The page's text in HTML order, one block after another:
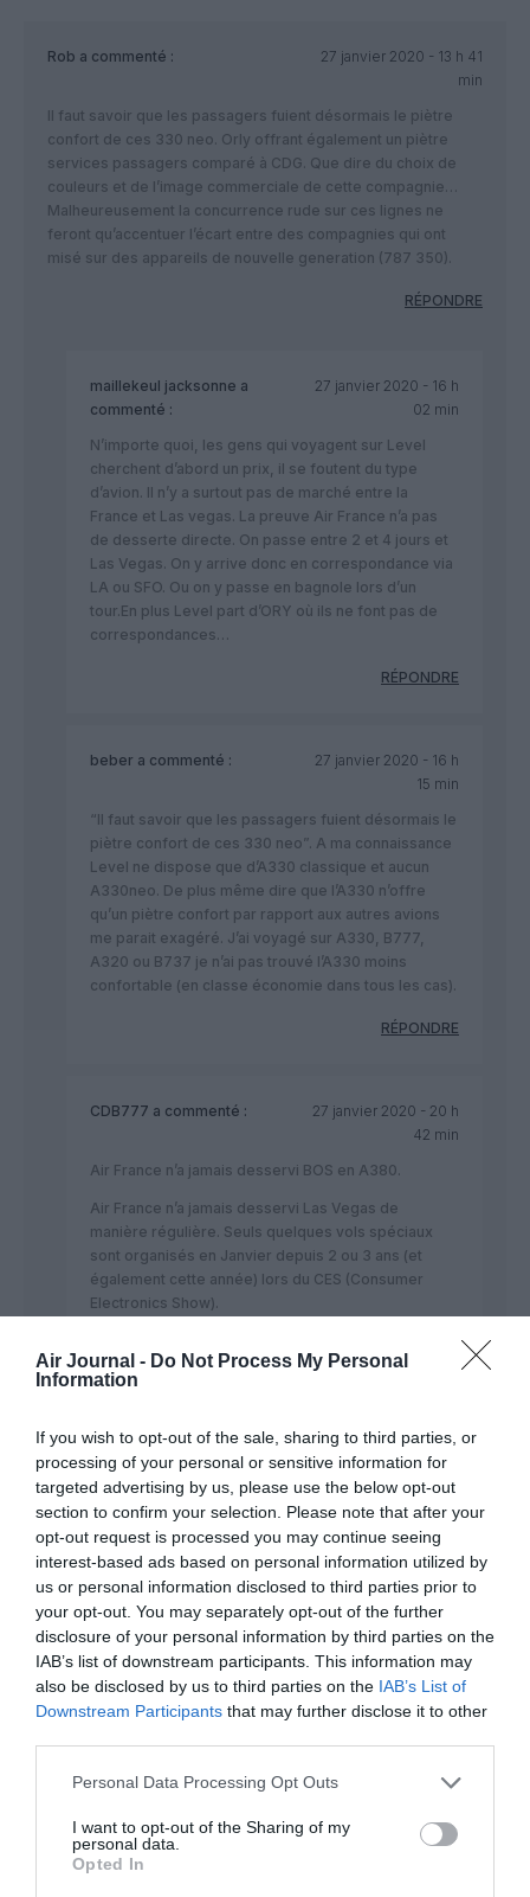
Air Journal - Do Not Process My Personal
Information
If you wish to opt-out of the sale, sharing to third parties, or
processing of your personal or sensitive information for
targeted advertising by us, please use the below opt-out
section to confirm your selection. Please note that after your
opt-out request is processed you may continue seeing
interest-based ads based on personal information utilized by
us or personal information disclosed to third parties prior to
your opt-out. You may separately opt-out of the further
disclosure of your personal information by third parties on the
IAB’s list of downstream participants. This information may
also be disclosed by us to third parties on the IAB’s List of
Downstream Participants that may further disclose it to other
Personal Data Processing Opt Outs
I want to opt-out of the Sharing of my
personal data.
Opted In
Rob a commenté :
27 janvier 2020 - 13 h 41
min
Il faut savoir que les passagers fuient désormais le piètre
confort de ces 330 neo. Orly offrant également un piètre
services passagers comparé à CDG. Que dire du choix de
couleurs et de l’image commerciale de cette compagnie…
Malheureusement la concurrence rude sur ces lignes ne
feront qu’accentuer l’écart entre des compagnies qui ont
misé sur des appareils de nouvelle generation (787 350).
RÉPONDRE
maillekeul jacksonne a
commenté :
27 janvier 2020 - 16 h
02 min
N’importe quoi, les gens qui voyagent sur Level
cherchent d’abord un prix, il se foutent du type
d’avion. Il n’y a surtout pas de marché entre la
France et Las vegas. La preuve Air France n’a pas
de desserte directe. On passe entre 2 et 4 jours et
Las Vegas. On y arrive donc en correspondance via
LA ou SFO. Ou on y passe en bagnole lors d’un
tour.En plus Level part d’ORY où ils ne font pas de
correspondances…
RÉPONDRE
beber a commenté :
27 janvier 2020 - 16 h
15 min
“Il faut savoir que les passagers fuient désormais le
piètre confort de ces 330 neo”. A ma connaissance
Level ne dispose que d’A330 classique et aucun
A330neo. De plus même dire que l’A330 n’offre
qu’un piètre confort par rapport aux autres avions
me parait exagéré. J’ai voyagé sur A330, B777,
A320 ou B737 je n’ai pas trouvé l’A330 moins
confortable (en classe économie dans tous les cas).
RÉPONDRE
CDB777 a commenté :
27 janvier 2020 - 20 h
42 min
Air France n’a jamais desservi BOS en A380.
Air France n’a jamais desservi Las Vegas de
manière régulière. Seuls quelques vols spéciaux
sont organisés en Janvier depuis 2 ou 3 ans (et
également cette année) lors du CES (Consumer
Electronics Show).
départ d’AMS de façon régulière l’année dernière.
a commenté :
27 janvier 2020 - 16 h 13
Non mais franchement quelle idée de faire Boston? Si
quelqu’un peu m’expliquer ce qu’ils avaient derriere la tete.
(je precise que je connais bien la destination pour y aller
plusieurs fois)
Las Vegas, c’est plus comprehensible, c’etait a essayer.